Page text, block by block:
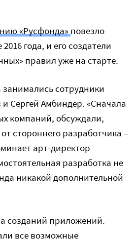
«Русфонда» повезло
года, и его создатели
правил уже на старте.
сотрудники
Сергей Амбиндер. «Сначала
компаний, обсуждали,
стороннего разработчика –
арт-директор
разработка не
никакой дополнительной
созданий приложений.
все возможные